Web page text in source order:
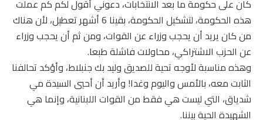
كان على حكومة ما بعد الانتخابات، دعوني أقول لكم كم عملت
هذه الحكومة، لتشكيل الحكومة، بقينا 6 أشهر تعطيل، لأن هناك
من كان يريد أن يحجب وزراء عن القوات، ومن ثم أن يحجب وزراء
عن الحزب الاشتراكي، محاولات فاشلة طبعا.
وهذه مناسبة لأوجه تحية للصديق وليد بك جنبلاط، وأؤكد تحالفنا
الثابت معه، بالأمس واليوم وغدا! وأريد أن أحيي السيدة مي
شدياق، التي ليست هي فقط من القوات اللبنانية، وإنما هي
الشهيدة الحية بيننا.